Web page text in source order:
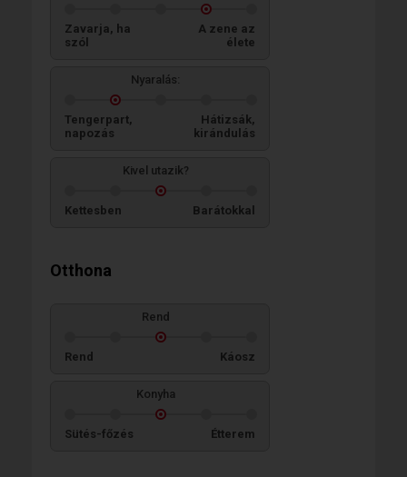
Zavarja, ha
szól
A zene az
élete
Nyaralás:
Tengerpart,
napozás
Hátizsák,
kirándulás
Kivel utazik?
Kettesben Barátokkal
Otthona
Rend
Rend Káosz
Konyha
Sütés-főzés Étterem